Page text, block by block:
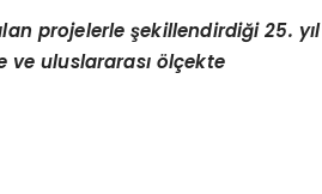
projelerle şekillendirdiği 25. yıl
ve uluslararası ölçekte